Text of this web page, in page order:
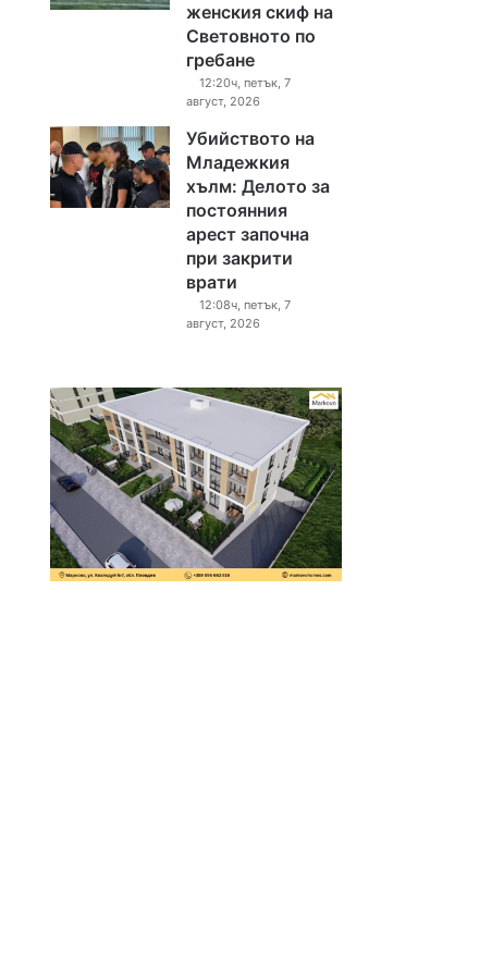
женския скиф на
Световното по
гребане
12:20ч, петък, 7
август, 2026
Убийството на
Младежкия
хълм: Делото за
постоянния
арест започна
при закрити
врати
12:08ч, петък, 7
август, 2026